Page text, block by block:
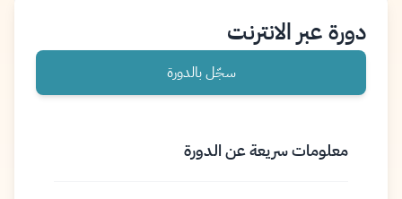
دورة عبر الانترنت
سجّل بالدورة
معلومات سريعة عن الدورة